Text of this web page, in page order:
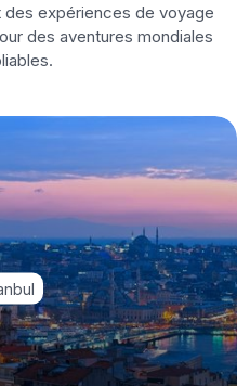
expériences de voyage
des aventures mondiales